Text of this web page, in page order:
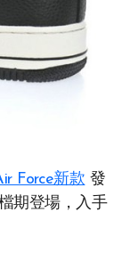
Force新款 發
期登場，入手